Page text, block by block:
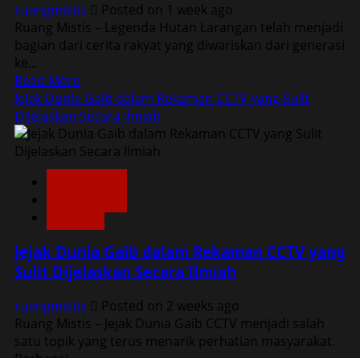
Terus
Mengundang
Rasa
ruangmistis
Posted on 1 week ago
Ruang Mistis – Legenda Hutan Larangan telah menjadi
bagian dari cerita rakyat yang diwariskan dari generasi
ke...
Read MoreRead
more
about
Legenda
Hutan
Larangan
Tanpa
Jejak
Masih
Menyimpan
Misteri
Jejak Dunia Gaib dalam Rekaman CCTV yang Sulit
Dijelaskan Secara Ilmiah
Jejak Dunia Gaib dalam Rekaman CCTV yang
Sulit Dijelaskan Secara Ilmiah
ruangmistis
Posted on 2 weeks ago
Ruang Mistis – Jejak Dunia Gaib CCTV menjadi salah
satu topik yang terus menarik perhatian masyarakat.